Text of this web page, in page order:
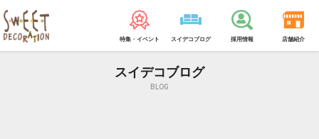
特集・イベント スイデコブログ 採用情報 店舗紹介
スイデコブログ
BLOG